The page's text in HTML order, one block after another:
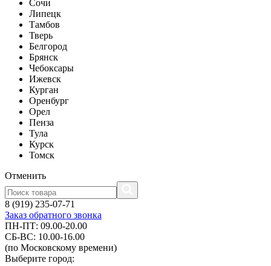
Сочи
Липецк
Тамбов
Тверь
Белгород
Брянск
Чебоксары
Ижевск
Курган
Оренбург
Орел
Пенза
Тула
Курск
Томск
Отменить
8 (919) 235-07-71
Заказ обратного звонка
ПН-ПТ: 09.00-20.00
СБ-ВС: 10.00-16.00
(по Московскому времени)
Выберите город: